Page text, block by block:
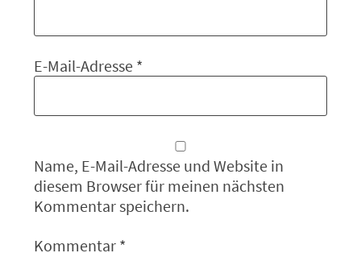
E-Mail-Adresse *
Name, E-Mail-Adresse und Website in
diesem Browser für meinen nächsten
Kommentar speichern.
Kommentar *